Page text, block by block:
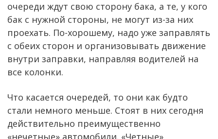
очереди ждут свою сторону бака, а те, у кого
бак с нужной стороны, не могут из-за них
проехать. По-хорошему, надо уже заправлять
с обеих сторон и организовывать движение
внутри заправки, направляя водителей на
все колонки.
Что касается очередей, то они как будто
стали немного меньше. Стоят в них сегодня
действительно преимущественно